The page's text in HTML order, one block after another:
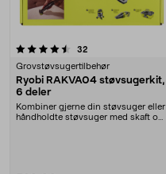
32anmeldelser
Grovstøvsugertilbehør
Ryobi RAKVA04 støvsugerkit,
6 deler
Kombiner gjerne din støvsuger eller
håndholdte støvsuger med skaft og
5.0 av 5 stjerner